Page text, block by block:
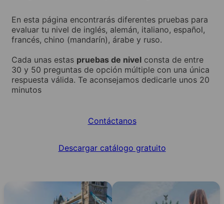
En esta página encontrarás diferentes pruebas para
evaluar tu nivel de inglés, alemán, italiano, español,
francés, chino (mandarín), árabe y ruso.
Cada unas estas pruebas de nivel consta de entre
30 y 50 preguntas de opción múltiple con una única
respuesta válida. Te aconsejamos dedicarle unos 20
minutos
Contáctanos
Descargar catálogo gratuito